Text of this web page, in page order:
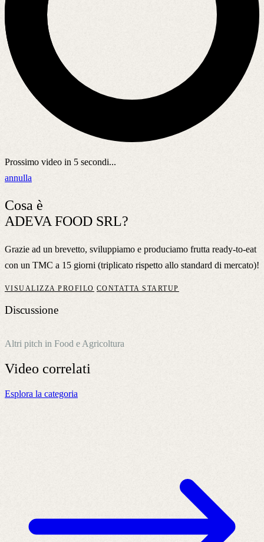
Prossimo video in 5 secondi...
annulla
Cosa è
ADEVA FOOD SRL?
Grazie ad un brevetto, sviluppiamo e produciamo frutta ready-to-eat
con un TMC a 15 giorni (triplicato rispetto allo standard di mercato)!
VISUALIZZA PROFILO CONTATTA STARTUP
Discussione
Altri pitch in Food e Agricoltura
Video correlati
Esplora la categoria